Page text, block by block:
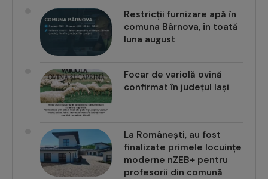
Restricții furnizare apă în
comuna Bârnova, în toată
luna august
Focar de variolă ovină
confirmat în județul Iași
La Românești, au fost
finalizate primele locuințe
moderne nZEB+ pentru
profesorii din comună